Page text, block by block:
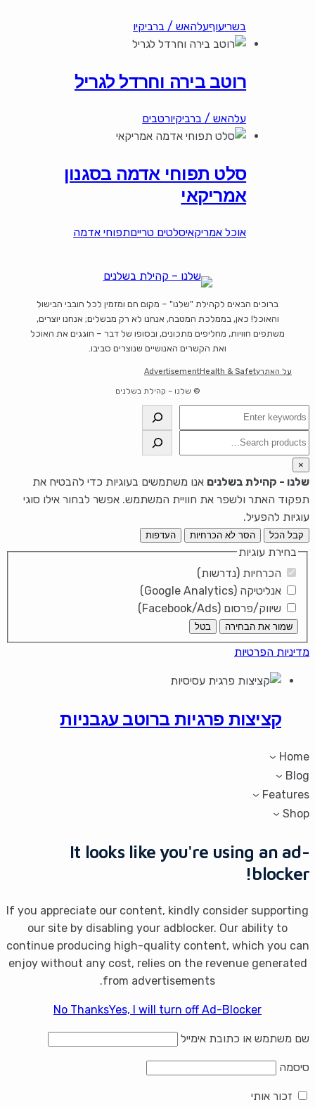
בשריעוףעלהאש / ברביקיו
רוטב בירה וחרדל לגריל
עלהאש / ברביקיורטבים
סלט תפוחי אדמה בסגנון
אמריקאי
אוכל אמריקאיסלטים טרייםתפוחי אדמה
ברוכים הבאים לקהילת "שלנו" – מקום חם ומזמין לכל חובבי הבישול
והאוכל! כאן, בממלכת המטבח, אנחנו לא רק מבשלים; אנחנו יוצרים,
משתפים חוויות, מחליפים מתכונים, ובסופו של דבר – חוגגים את האוכל
ואת הקשרים האנושיים שנוצרים סביבו.
על האתרHealth & Safety
Advertisement
© שלנו – קהילת בשלנים
חיפוש
חיפוש
×
שלנו - קהילת בשלנים אנו משתמשים בעוגיות כדי להבטיח את
תפקוד האתר ולשפר את חוויית המשתמש. אפשר לבחור אילו סוגי
עוגיות להפעיל.
קבל הכל הסר לא הכרחיות העדפות
בחירת עוגיות
הכרחיות (נדרשות)
אנליטיקה (Google Analytics)
שיווק/פרסום (Facebook/Ads)
שמור את הבחירה בטל
מדיניות הפרטיות
קציצות פרגיות ברוטב עגבניות
Home
Blog
Features
Shop
It looks like you're using an ad-
blocker!
If you appreciate our content, kindly consider supporting
our site by disabling your adblocker. Our ability to
continue producing high-quality content, which you can
enjoy without any cost, relies on the revenue generated
from advertisements.
Yes, I will turn off Ad-Blocker
No Thanks
שם משתמש או כתובת אימייל
סיסמה
זכור אותי